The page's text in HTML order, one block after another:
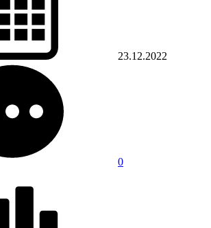
23.12.2022
0